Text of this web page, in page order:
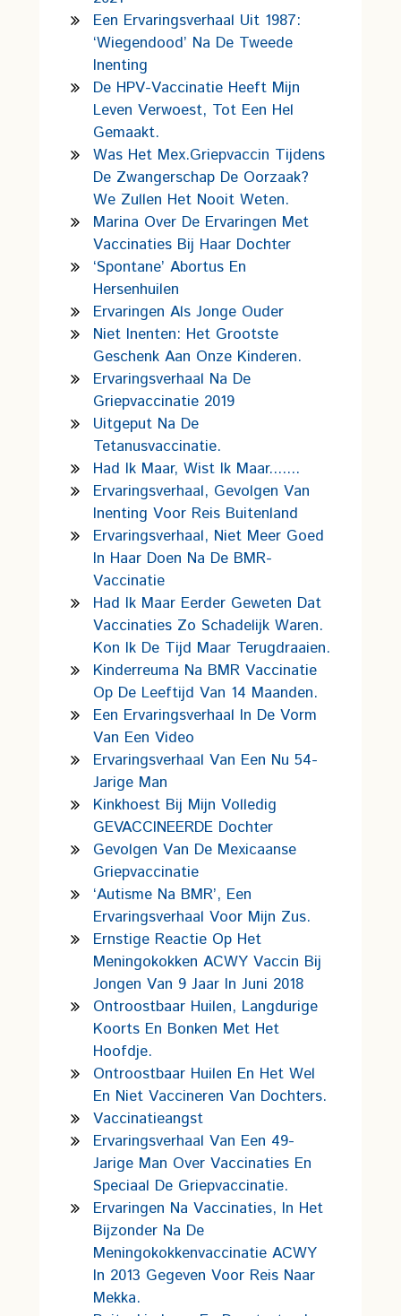
Een Ervaringsverhaal Uit 1987:
‘wiegendood’ Na De Tweede
Inenting
De HPV-Vaccinatie Heeft Mijn
Leven Verwoest, Tot Een Hel
Gemaakt.
Was Het Mex.griepvaccin Tijdens
De Zwangerschap De Oorzaak?
We Zullen Het Nooit Weten.
Marina Over De Ervaringen Met
Vaccinaties Bij Haar Dochter
‘Spontane’ Abortus En
Hersenhuilen
Ervaringen Als Jonge Ouder
Niet Inenten: Het Grootste
Geschenk Aan Onze Kinderen.
Ervaringsverhaal Na De
Griepvaccinatie 2019
Uitgeput Na De
Tetanusvaccinatie.
Had Ik Maar, Wist Ik Maar.......
Ervaringsverhaal, Gevolgen Van
Inenting Voor Reis Buitenland
Ervaringsverhaal, Niet Meer Goed
In Haar Doen Na De BMR-
Vaccinatie
Had Ik Maar Eerder Geweten Dat
Vaccinaties Zo Schadelijk Waren.
Kon Ik De Tijd Maar Terugdraaien.
Kinderreuma Na BMR Vaccinatie
Op De Leeftijd Van 14 Maanden.
Een Ervaringsverhaal In De Vorm
Van Een Video
Ervaringsverhaal Van Een Nu 54-
Jarige Man
Kinkhoest Bij Mijn Volledig
GEVACCINEERDE Dochter
Gevolgen Van De Mexicaanse
Griepvaccinatie
‘Autisme Na BMR’, Een
Ervaringsverhaal Voor Mijn Zus.
Ernstige Reactie Op Het
Meningokokken ACWY Vaccin Bij
Jongen Van 9 Jaar In Juni 2018
Ontroostbaar Huilen, Langdurige
Koorts En Bonken Met Het
Hoofdje.
Ontroostbaar Huilen En Het Wel
En Niet Vaccineren Van Dochters.
Vaccinatieangst
Ervaringsverhaal Van Een 49-
Jarige Man Over Vaccinaties En
Speciaal De Griepvaccinatie.
Ervaringen Na Vaccinaties, In Het
Bijzonder Na De
Meningokokkenvaccinatie ACWY
In 2013 Gegeven Voor Reis Naar
Mekka.